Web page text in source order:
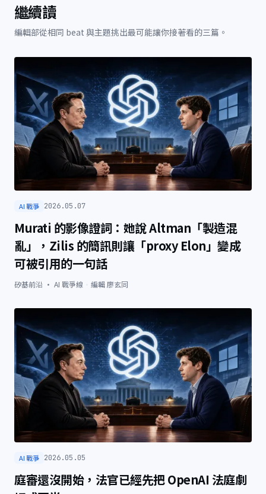
繼續讀
編輯部從相同 beat 與主題挑出最可能讓你接著看的三篇。
AI 戰爭 2026.05.07
Murati 的影像證詞：她說 Altman「製造混
亂」，Zilis 的簡訊則讓「proxy Elon」變成
可被引用的一句話
矽基前沿 · AI 戰爭線 編輯廖玄同
AI 戰爭 2026.05.05
庭審還沒開始，法官已經先把 OpenAI 法庭劇